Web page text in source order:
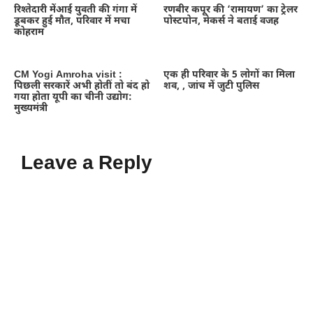
रिश्तेदारी मेंआई युवती की गंगा में
डूबकर हुई मौत, परिवार में मचा
कोहराम
रणबीर कपूर की ‘रामायण’ का ट्रेलर
पोस्टपोन, मेकर्स ने बताई वजह
CM Yogi Amroha visit :
पिछली सरकारें अभी होतीं तो बंद हो
गया होता यूपी का चीनी उद्योग:
मुख्यमंत्री
एक ही परिवार के 5 लोगों का मिला
शव, , जांच में जुटी पुलिस
Leave a Reply